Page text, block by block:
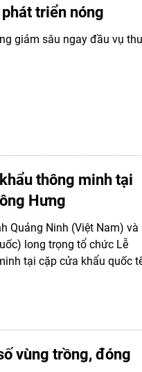
triển nóng
giảm sâu ngay đầu vụ thu
thông minh tại
Hưng
Quảng Ninh (Việt Nam) và
long trọng tổ chức Lễ
tại cặp cửa khẩu quốc
vùng trồng, đóng